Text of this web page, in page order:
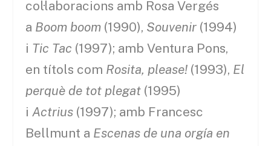
col·laboracions amb Rosa Vergés
a Boom boom (1990), Souvenir (1994)
i Tic Tac (1997); amb Ventura Pons,
en títols com Rosita, please! (1993), El
perquè de tot plegat (1995)
iActrius (1997); amb Francesc
Bellmunt a Escenas de una orgía en